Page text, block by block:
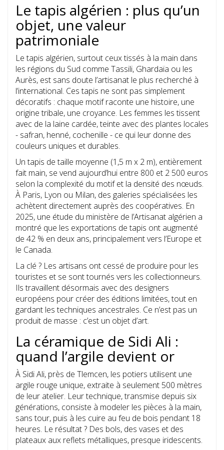
Le tapis algérien : plus qu’un
objet, une valeur
patrimoniale
Le tapis algérien, surtout ceux tissés à la main dans
les régions du Sud comme Tassili, Ghardaïa ou les
Aurès, est sans doute l’artisanat le plus recherché à
l’international. Ces tapis ne sont pas simplement
décoratifs : chaque motif raconte une histoire, une
origine tribale, une croyance. Les femmes les tissent
avec de la laine cardée, teinte avec des plantes locales
- safran, henné, cochenille - ce qui leur donne des
couleurs uniques et durables.
Un tapis de taille moyenne (1,5 m x 2 m), entièrement
fait main, se vend aujourd’hui entre 800 et 2 500 euros
selon la complexité du motif et la densité des nœuds.
À Paris, Lyon ou Milan, des galeries spécialisées les
achètent directement auprès des coopératives. En
2025, une étude du ministère de l’Artisanat algérien a
montré que les exportations de tapis ont augmenté
de 42 % en deux ans, principalement vers l’Europe et
le Canada.
La clé ? Les artisans ont cessé de produire pour les
touristes et se sont tournés vers les collectionneurs.
Ils travaillent désormais avec des designers
européens pour créer des éditions limitées, tout en
gardant les techniques ancestrales. Ce n’est pas un
produit de masse : c’est un objet d’art.
La céramique de Sidi Ali :
quand l’argile devient or
À Sidi Ali, près de Tlemcen, les potiers utilisent une
argile rouge unique, extraite à seulement 500 mètres
de leur atelier. Leur technique, transmise depuis six
générations, consiste à modeler les pièces à la main,
sans tour, puis à les cuire au feu de bois pendant 18
heures. Le résultat ? Des bols, des vases et des
plateaux aux reflets métalliques, presque iridescents.